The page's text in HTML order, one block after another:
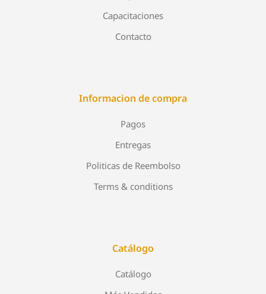
Capacitaciones
Contacto
Informacion de compra
Pagos
Entregas
Politicas de Reembolso
Terms & conditions
Catálogo
Catálogo